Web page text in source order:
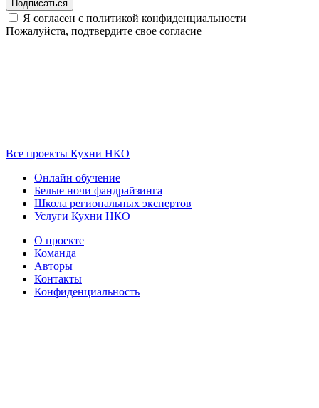
Я согласен с политикой конфиденциальности
Пожалуйста, подтвердите свое согласие
Все проекты Кухни НКО
Онлайн обучение
Белые ночи фандрайзинга
Школа региональных экспертов
Услуги Кухни НКО
О проекте
Команда
Авторы
Контакты
Конфиденциальность